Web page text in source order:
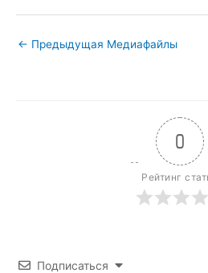
← Предыдущая Медиафайлы
0
Рейтинг
Подписаться